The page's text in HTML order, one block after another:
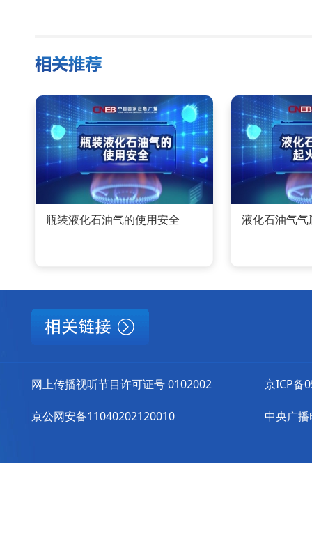
瓶装液化石油气的使用安全 液化石油气
网上传播视听节目许可证号 0102002
京公网安备11040202120010
京ICP备
中央广